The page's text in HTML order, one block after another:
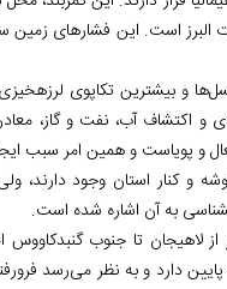
و بیشترین تکاپوی
اکتشاف آب، نفت و گاز،
و پویاست و همین امر سبب
استان وجود دارند،
در دامنه شمالی البرز به طول 550 کیلومتر
دارد و به نظر می‌رسد